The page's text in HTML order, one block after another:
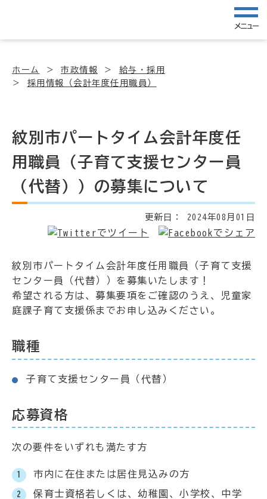
メニュー
ホーム 市政情報
給与・採用
採用情報（会計年度任用職員）
紋別市パートタイム会計年度任
用職員（子育て支援センター員
（代替））の募集について
更新日： 2024年08月01日
紋別市パートタイム会計年度任用職員（子育て支援
センター員（代替））を募集いたします！
希望される方は、募集要項をご確認のうえ、児童家
庭課子育て支援係までお申し込みください。
職種
子育て支援センター員（代替）
応募資格
次の要件をいずれも満たす方
市内に在住または居住見込みの方
保育士資格若しくは、幼稚園、小学校、中学